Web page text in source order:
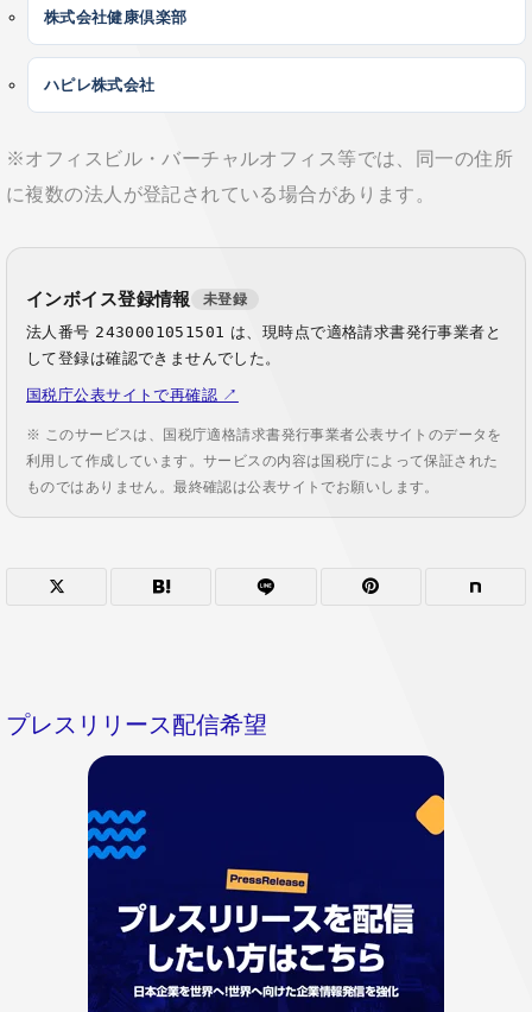
株式会社健康倶楽部
ハピレ株式会社
※オフィスビル・バーチャルオフィス等では、同一の住所
に複数の法人が登記されている場合があります。
インボイス登録情報 未登録
法人番号 2430001051501 は、現時点で適格請求書発行事業者と
して登録は確認できませんでした。
国税庁公表サイトで再確認 ↗
※ このサービスは、国税庁適格請求書発行事業者公表サイトのデータを
利用して作成しています。サービスの内容は国税庁によって保証された
ものではありません。最終確認は公表サイトでお願いします。
プレスリリース配信希望